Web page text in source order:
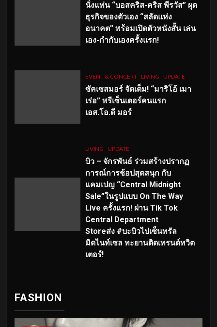
นั่งแท่น “บอสคริส-คริส พีรวัส” ผุด
ธุรกิจของตัวเอง “สลัดแห่ง
อนาคต” พร้อมเปิดตัวหนังสั้น เล่น
เอง-กำกับเองครั้งแรก!
EVENT & CONCERT LIVING UPDATE
ซัคเซสมอร์ จัดเต็ม! “มาริโอ้ เมา
เร่อ” พรีเซ็นเตอร์คนแรก
เอส.โอ.ดี มอร์
LIVING UPDATE
บิว – จักรพันธ์ ร่วมสร้างปรากฏ
การณ์การช้อปสุดสนุก กับ
แคมเปญ “Central Midnight
Sale”ในรูปแบบ On The Way
Live ครั้งแรก! ผ่าน Tik Tok
Central Department
Storeส่ง #บะบิวไปเซ็นทรัล
มิดไนท์เซล ทะยานติดเทรนด์ทวิต
เตอร์!
FASHION